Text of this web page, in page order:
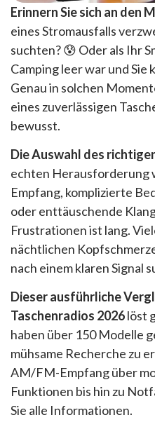
Erinnern Sie sich an den
eines Stromausfalls
suchten? 😰 Oder als Ihr
Camping leer war und
Genau in solchen
eines zuverlässigen
bewusst.
Die Auswahl des
echten Herausforderung
Empfang, komplizierte
oder enttäuschende
Frustrationen ist lang.
nächtlichen
nach einem klaren Signal
Dieser ausführliche
Taschenradios 2026löst
haben über 150 Modelle
mühsame Recherche zu
AM/FM-Empfang über
Funktionen bis hin zu
Sie alle Informationen.